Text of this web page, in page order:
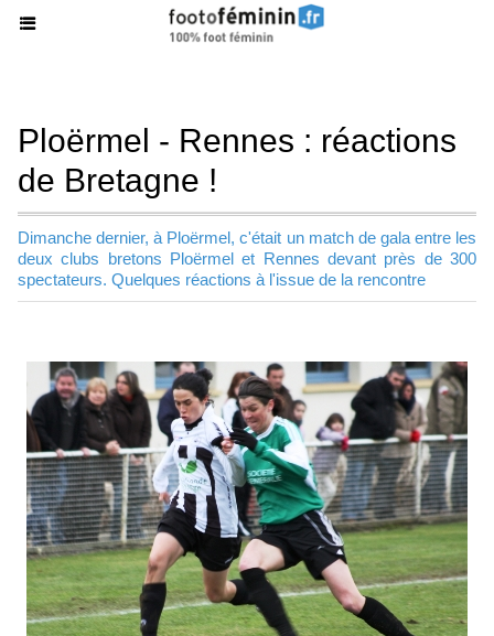
Ploërmel - Rennes : réactions
de Bretagne !
Dimanche dernier, à Ploërmel, c'était un match de gala entre les
deux clubs bretons Ploërmel et Rennes devant près de 300
spectateurs. Quelques réactions à l'issue de la rencontre